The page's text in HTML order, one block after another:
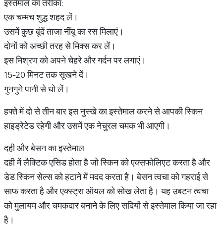
इस्तेमाल का तरीका:
एक चम्मच शुद्ध शहद लें।
उसमें कुछ बूंदें ताजा नींबू का रस मिलाएं।
दोनों को अच्छी तरह से मिक्स कर लें।
इस मिश्रण को अपने चेहरे और गर्दन पर लगाएं।
15-20 मिनट तक सूखने दें।
गुनगुने पानी से धो लें।
हफ्ते में दो से तीन बार इस नुस्खे का इस्तेमाल करने से आपकी स्किन
हाइड्रेटेड रहेगी और उसमें एक नेचुरल चमक भी आएगी।
दही और बेसन का इस्तेमाल
दही में लैक्टिक एसिड होता है जो स्किन को एक्सफोलिएट करता है और
डेड स्किन सेल्स को हटाने में मदद करता है। बेसन त्वचा को गहराई से
साफ करता है और एक्स्ट्रा ऑयल को सोख लेता है। यह उबटन त्वचा
को मुलायम और चमकदार बनाने के लिए सदियों से इस्तेमाल किया जा रहा
है।